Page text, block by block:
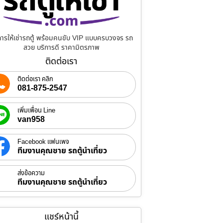
รให้เช่ารถตู้ พร้อมคนขับ VIP แบบครบวงจร รถ
สวย บริการดี ราคามิตรภาพ
ติดต่อเรา
ติดต่อเรา คลิก
081-875-2547
เพิ่มเพื่อน Line
van958
Facebook แฟนเพจ
ทีมงานคุณชาย รถตู้นำเที่ยว
ส่งข้อความ
ทีมงานคุณชาย รถตู้นำเที่ยว
แชร์หน้านี้